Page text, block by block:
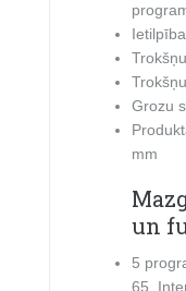
Grozu
mm
un
5
65,